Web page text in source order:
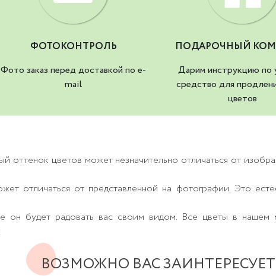
ФОТОКОНТРОЛЬ
Фото заказ перед доставкой по e-
mail
ПОДАРОЧНЫЙ
Дарим инструкцию по
средство для
цветов
оттенок цветов может незначительно отличаться от
отличаться от представленной на фотографии. Это
он будет радовать вас своим видом. Все цветы в нашем
ВОЗМОЖНО ВАС ЗАИНТЕРЕСУЕТ